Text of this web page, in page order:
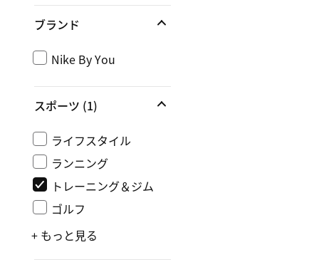
ブランド
Nike By You
スポーツ (1)
ライフスタイル
ランニング
トレーニング＆ジム
ゴルフ
+ もっと見る